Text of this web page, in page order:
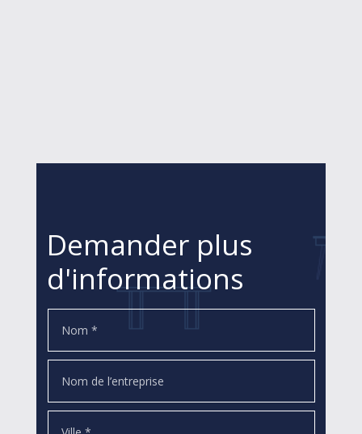
Demander plus
d'informations